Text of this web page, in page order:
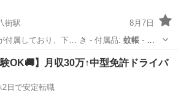
街駅
8月7日
付属しており、下… き - 付属品: 蚊帳- 収
ベッド
験OK🚚】月収30万↑中型免許ドライバ
2日で安定転職